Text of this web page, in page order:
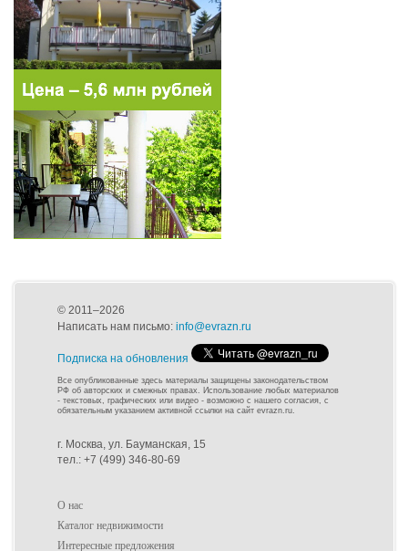
© 2011–2026
Написать нам письмо: info@evrazn.ru
Подписка на обновления
Все опубликованные здесь материалы защищены законодательством
РФ об авторских и смежных правах. Использование любых материалов
- текстовых, графических или видео - возможно с нашего согласия, с
обязательным указанием активной ссылки на сайт evrazn.ru.
г. Москва, ул. Бауманская, 15
тел.: +7 (499) 346-80-69
О нас
Каталог недвижимости
Интересные предложения